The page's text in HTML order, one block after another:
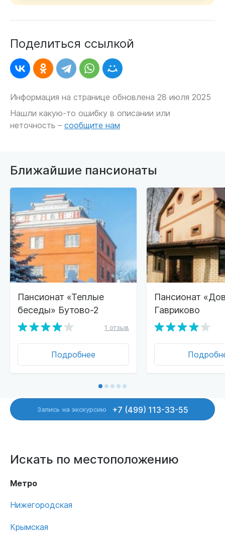
Поделиться ссылкой
Информация на странице обновлена 28 июля 2025
Нашли какую-то ошибку в описании или
неточность – сообщите нам
Ближайшие пансионаты
Пансионат «Теплые
беседы» Бутово-2
1 отзыв
Подробнее
Пансионат
Гавриково
Запись на экскурсию +7 (499) 113-33-55
Искать по местоположению
Метро
Нижегородская
Крымская